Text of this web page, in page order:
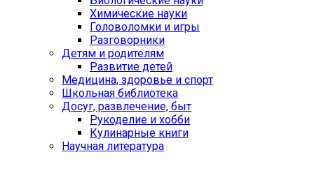
Химические науки
Головоломки и игры
Разговорники
Детям и родителям
Развитие детей
Медицина, здоровье и спорт
Школьная библиотека
Досуг, развлечение, быт
Рукоделие и хобби
Кулинарные книги
Научная литература